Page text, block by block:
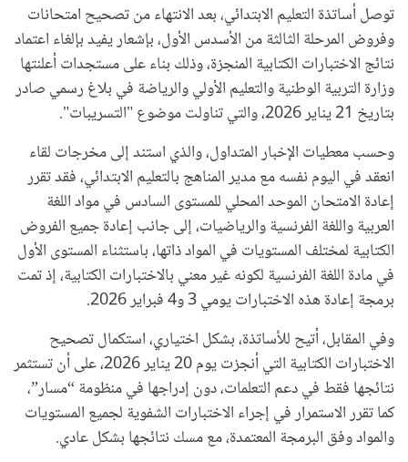
توصل أساتذة التعليم الابتدائي، بعد الانتهاء من تصحيح امتحانات
وفروض المرحلة الثالثة من الأسدس الأول، بإشعار يفيد بإلغاء اعتماد
نتائج الاختبارات الكتابية المنجزة، وذلك بناء على مستجدات أعلنتها
وزارة التربية الوطنية والتعليم الأولي والرياضة في بلاغ رسمي صادر
بتاريخ 21 يناير 2026، والتي تناولت موضوع "التسريبات".
وحسب معطيات الإخبار المتداول، والذي استند إلى مخرجات لقاء
انعقد في اليوم نفسه مع مدير المناهج بالتعليم الابتدائي، فقد تقرر
إعادة الامتحان الموحد المحلي للمستوى السادس في مواد اللغة
العربية واللغة الفرنسية والرياضيات، إلى جانب إعادة جميع الفروض
الكتابية لمختلف المستويات في المواد ذاتها، باستثناء المستوى الأول
في مادة اللغة الفرنسية لكونه غير معني بالاختبارات الكتابية، إذ تمت
برمجة إعادة هذه الاختبارات يومي 3 و4 فبراير 2026.
وفي المقابل، أتيح للأساتذة، بشكل اختياري، استكمال تصحيح
الاختبارات الكتابية التي أنجزت يوم 20 يناير 2026، على أن تستثمر
نتائجها فقط في دعم التعلمات، دون إدراجها في منظومة “مسار”،
كما تقرر الاستمرار في إجراء الاختبارات الشفوية لجميع المستويات
والمواد وفق البرمجة المعتمدة، مع مسك نتائجها بشكل عادي.